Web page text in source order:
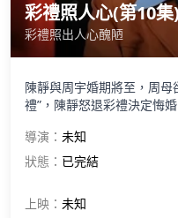
彩禮照人心(第10集
彩禮照出人心醜陋
陳靜與周宇婚期將至，周
禮”，陳靜怒退彩禮決定悔
家霸佔的房、車，並索要賠
吹。林軒一直暗戀陳靜，在
起。半年後陳靜與林軒風
導演： 未知
狀態： 已完結
上映： 未知